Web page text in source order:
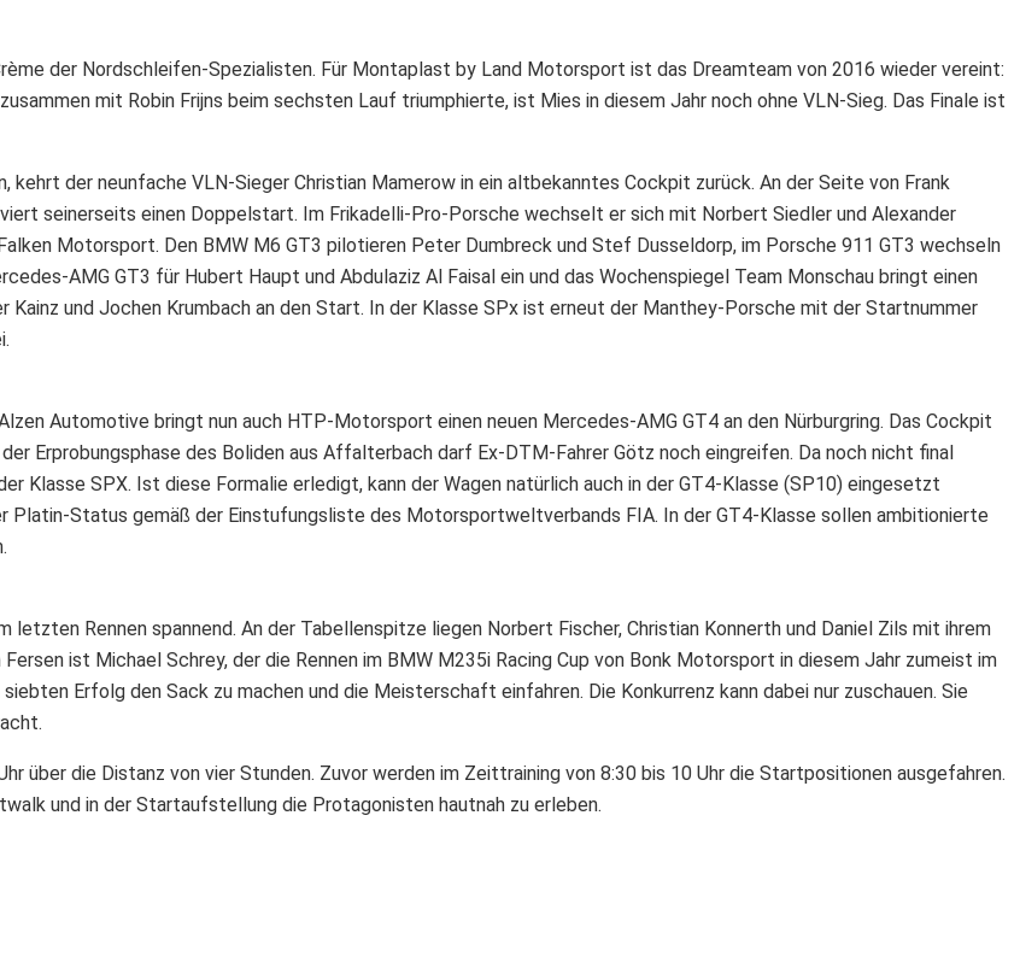
der Nordschleifen-Spezialisten. Für Montaplast by Land Motorsport ist das Dreamteam von 2016 wieder vereint:
mit Robin Frijns beim sechsten Lauf triumphierte, ist Mies in diesem Jahr noch ohne VLN-Sieg. Das Finale ist
der neunfache VLN-Sieger Christian Mamerow in ein altbekanntes Cockpit zurück. An der Seite von Frank
seinerseits einen Doppelstart. Im Frikadelli-Pro-Porsche wechselt er sich mit Norbert Siedler und Alexander
Motorsport. Den BMW M6 GT3 pilotieren Peter Dumbreck und Stef Dusseldorp, im Porsche 911 GT3 wechseln
AMG GT3 für Hubert Haupt und Abdulaziz Al Faisal ein und das Wochenspiegel Team Monschau bringt einen
und Jochen Krumbach an den Start. In der Klasse SPx ist erneut der Manthey-Porsche mit der Startnummer
Automotive bringt nun auch HTP-Motorsport einen neuen Mercedes-AMG GT4 an den Nürburgring. Das Cockpit
Erprobungsphase des Boliden aus Affalterbach darf Ex-DTM-Fahrer Götz noch eingreifen. Da noch nicht final
Klasse SPX. Ist diese Formalie erledigt, kann der Wagen natürlich auch in der GT4-Klasse (SP10) eingesetzt
Status gemäß der Einstufungsliste des Motorsportweltverbands FIA. In der GT4-Klasse sollen ambitionierte
Rennen spannend. An der Tabellenspitze liegen Norbert Fischer, Christian Konnerth und Daniel Zils mit ihrem
ist Michael Schrey, der die Rennen im BMW M235i Racing Cup von Bonk Motorsport in diesem Jahr zumeist im
Erfolg den Sack zu machen und die Meisterschaft einfahren. Die Konkurrenz kann dabei nur zuschauen. Sie
über die Distanz von vier Stunden. Zuvor werden im Zeittraining von 8:30 bis 10 Uhr die Startpositionen ausgefahren.
und in der Startaufstellung die Protagonisten hautnah zu erleben.